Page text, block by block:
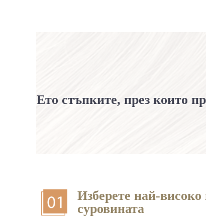
Ето стъпките, през които
Изберете най-високо
суровината